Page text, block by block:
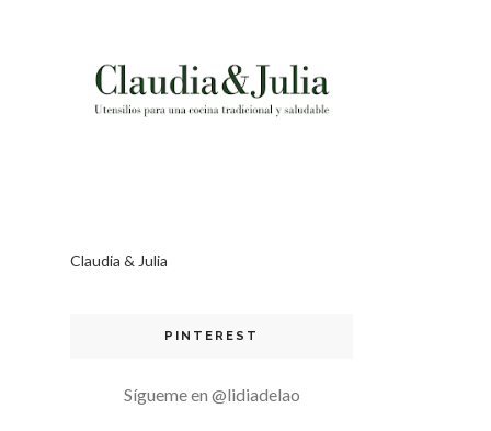
Claudia & Julia
PINTEREST
Sígueme en @lidiadelao